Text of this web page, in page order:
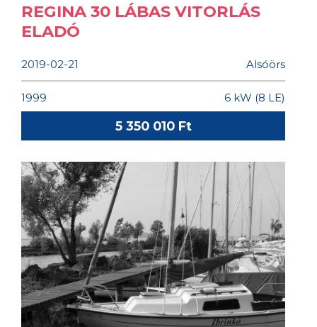
REGINA 30 LÁBAS VITORLÁS
ELADÓ
2019-02-21 Alsóörs
1999 6 kW (8 LE)
5 350 010 Ft